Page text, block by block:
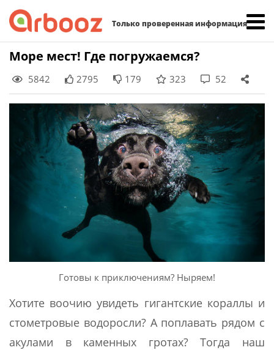
Только проверенная информация
Skip
content
Море мест! Где погружаемся?
5842 2795 179 323 52
Готовы к приключениям? Ныряем!
Хотите воочию увидеть гигантские кораллы и
стометровые водоросли? А поплавать рядом с
акулами в каменных гротах? Тогда наш
Найти: